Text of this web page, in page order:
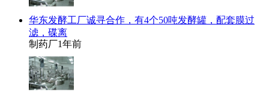
华东发酵工厂诚寻合作，有4个50吨发酵罐，配套膜过
滤，碟离
制药厂1年前